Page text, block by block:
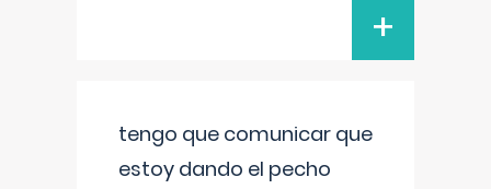
+
tengo que comunicar que
estoy dando el pecho